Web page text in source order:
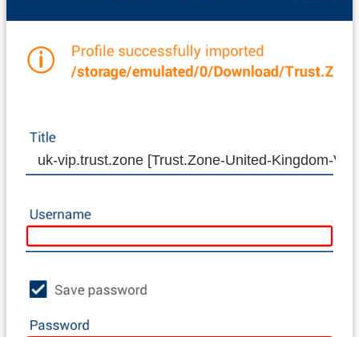
uk-vip.trust.zone [Trust.Zone-United-Kingdom-